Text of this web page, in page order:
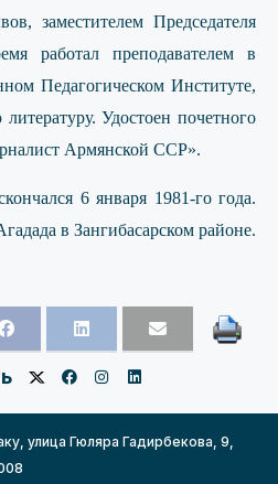
заместителем Председателя
работал преподавателем в
Педагогическом Институте,
Удостоен почетного
Армянской ССР».
6 января 1981-го года.
в Зангибасарском районе.
улица Гюляра Гадирбекова, 9,